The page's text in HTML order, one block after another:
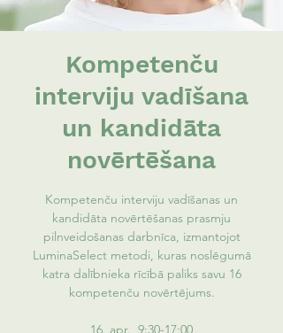
Kompetenču
interviju vadīšana
un kandidāta
novērtēšana
Kompetenču interviju vadīšanas un
kandidāta novērtēšanas prasmju
pilnveidošanas darbnīca, izmantojot
LuminaSelect metodi, kuras noslēgumā
katra dalībnieka rīcībā paliks savu 16
kompetenču novērtējums.
16. apr., 9:30-17:00